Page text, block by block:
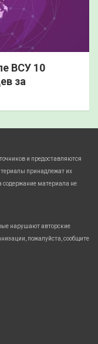
ВСУ 10
за
и предоставляются
принадлежат их
содержание материала не
нарушают авторские
пожалуйста, сообщите